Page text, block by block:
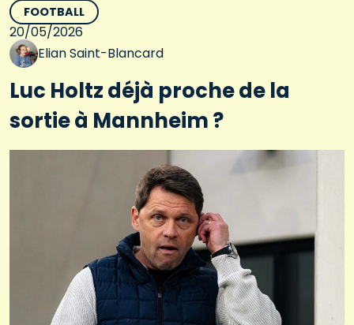
FOOTBALL
20/05/2026
Elian Saint-Blancard
Luc Holtz déjà proche de la
sortie à Mannheim ?